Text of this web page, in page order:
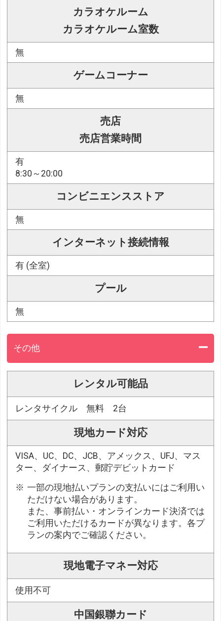
カラオケルーム
カラオケルーム室数
無
ゲームコーナー
無
売店
売店営業時間
有
8:30～20:00
コンビニエンスストア
無
インターネット接続情報
有 (全室)
プール
無
その他
レンタル可能品
レンタサイクル 無料 2台
現地カード対応
VISA、UC、DC、JCB、アメックス、UFJ、マス
ター、ダイナース、郵貯デビットカード
一部の現地払いプランの支払いにはご利用い
ただけない場合があります。
また、事前払い・オンラインカード決済では
ご利用いただけるカードが異なります。各プ
ランの案内でご確認ください。
現地電子マネー対応
使用不可
中国銀聯カード